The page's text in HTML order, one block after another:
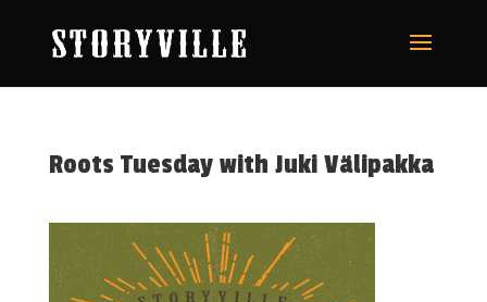
Roots Tuesday with Juki Välipakka